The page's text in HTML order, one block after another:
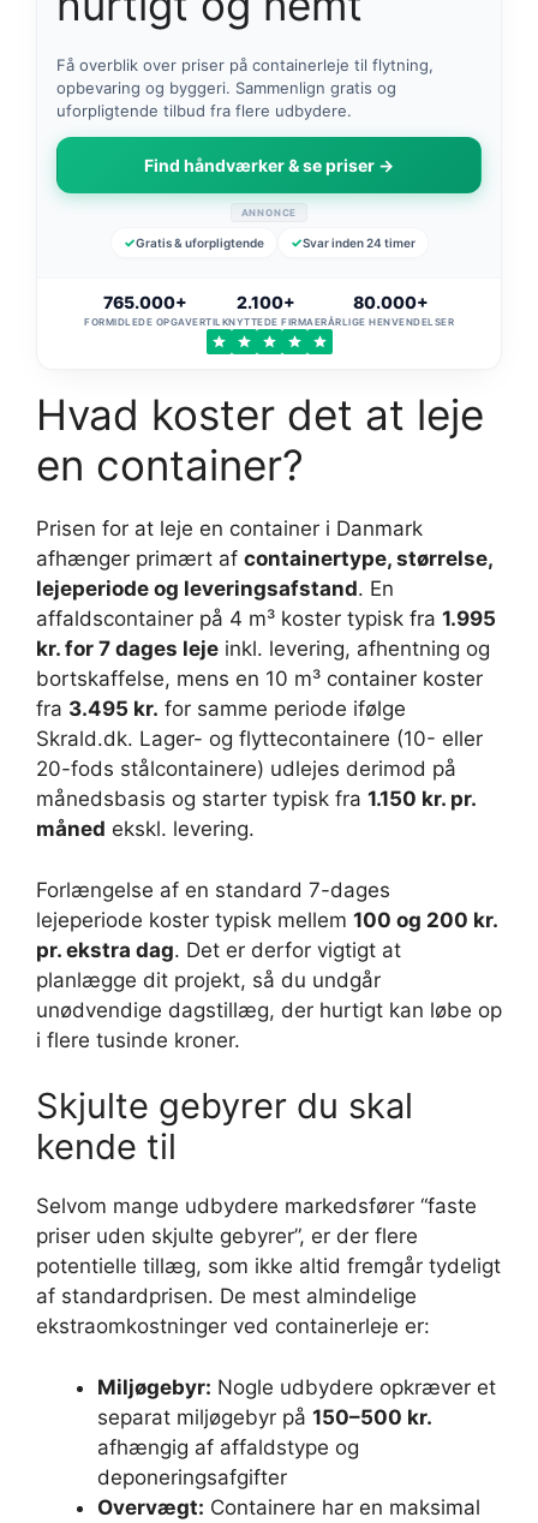
Få overblik over priser på containerleje til flytning,
opbevaring og byggeri. Sammenlign gratis og
uforpligtende tilbud fra flere udbydere.
Find håndværker & se priser →
ANNONCE
Gratis & uforpligtende Svar inden 24 timer
765.000+
FORMIDLEDE OPGAVER
2.100+
TILKNYTTEDE FIRMAER
80.000+
ÅRLIGE HENVENDELSER
Hvad koster det at leje
en container?
Prisen for at leje en container i Danmark
afhænger primært af containertype, størrelse,
lejeperiode og leveringsafstand. En
affaldscontainer på 4 m³ koster typisk fra 1.995
kr. for 7 dages leje inkl. levering, afhentning og
bortskaffelse, mens en 10 m³ container koster
fra 3.495 kr. for samme periode ifølge
Skrald.dk. Lager- og flyttecontainere (10- eller
20-fods stålcontainere) udlejes derimod på
månedsbasis og starter typisk fra 1.150 kr. pr.
måned ekskl. levering.
Forlængelse af en standard 7-dages
lejeperiode koster typisk mellem 100 og 200 kr.
pr. ekstra dag. Det er derfor vigtigt at
planlægge dit projekt, så du undgår
unødvendige dagstillæg, der hurtigt kan løbe op
i flere tusinde kroner.
Skjulte gebyrer du skal
kende til
Selvom mange udbydere markedsfører “faste
priser uden skjulte gebyrer”, er der flere
potentielle tillæg, som ikke altid fremgår tydeligt
af standardprisen. De mest almindelige
ekstraomkostninger ved containerleje er:
Miljøgebyr: Nogle udbydere opkræver et
separat miljøgebyr på 150–500 kr.
afhængig af affaldstype og
deponeringsafgifter
Overvægt: Containere har en maksimal